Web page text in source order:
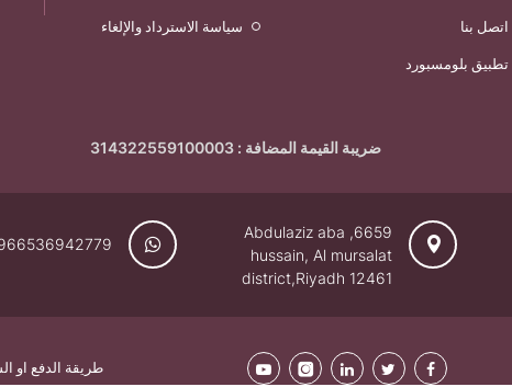
اتصل بنا سياسة الاسترداد والإلغاء
تطبيق بلومسبورد
ضريبة القيمة المضافة : 314322559100003
6659, Abdulaziz aba
hussain, Al mursalat
district,Riyadh 12461
طريقة الدفع او